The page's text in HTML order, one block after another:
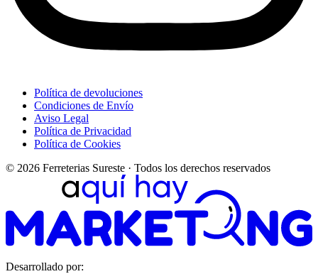
Política de devoluciones
Condiciones de Envío
Aviso Legal
Política de Privacidad
Política de Cookies
© 2026 Ferreterias Sureste · Todos los derechos reservados
Desarrollado por: